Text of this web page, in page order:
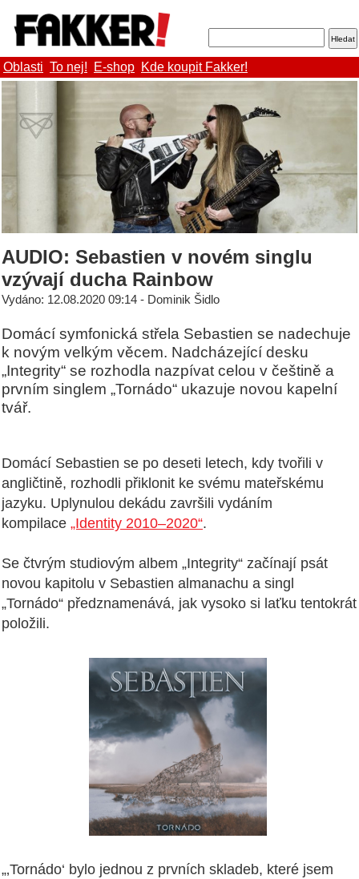
Oblasti To nej! E-shop Kde koupit Fakker!
AUDIO: Sebastien v novém singlu
vzývají ducha Rainbow
Vydáno: 12.08.2020 09:14 - Dominik Šidlo
Domácí symfonická střela Sebastien se nadechuje
k novým velkým věcem. Nadcházející desku
„Integrity“ se rozhodla nazpívat celou v češtině a
prvním singlem „Tornádo“ ukazuje novou kapelní
tvář.
Domácí Sebastien se po deseti letech, kdy tvořili v
angličtině, rozhodli přiklonit ke svému mateřskému
jazyku. Uplynulou dekádu završili vydáním
kompilace „Identity 2010–2020“.
Se čtvrým studiovým albem „Integrity“ začínají psát
novou kapitolu v Sebastien almanachu a singl
„Tornádo“ předznamenává, jak vysoko si laťku tentokrát
položili.
„‚Tornádo‘ bylo jednou z prvních skladeb, které jsem